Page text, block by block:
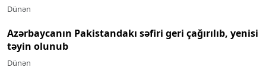
Dünən
Azərbaycanın Pakistandakı səfiri geri çağırılıb, yenisi
təyin olunub
Dünən